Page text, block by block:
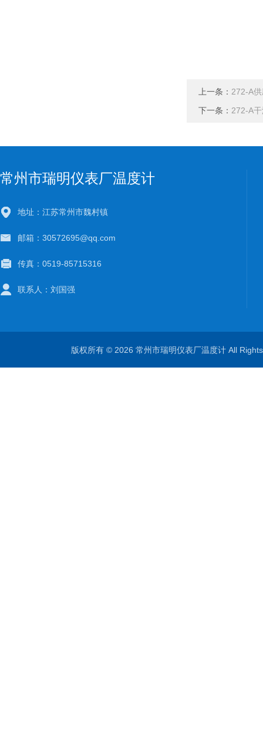
上一条： 272-A
下一条： 272-A
常州市瑞明仪表厂温度计
地址：江苏常州市魏村镇
邮箱：30572695@qq.com
传真：0519-85715316
联系人：刘国强
版权所有 © 2026 常州市瑞明仪表厂温度计 All